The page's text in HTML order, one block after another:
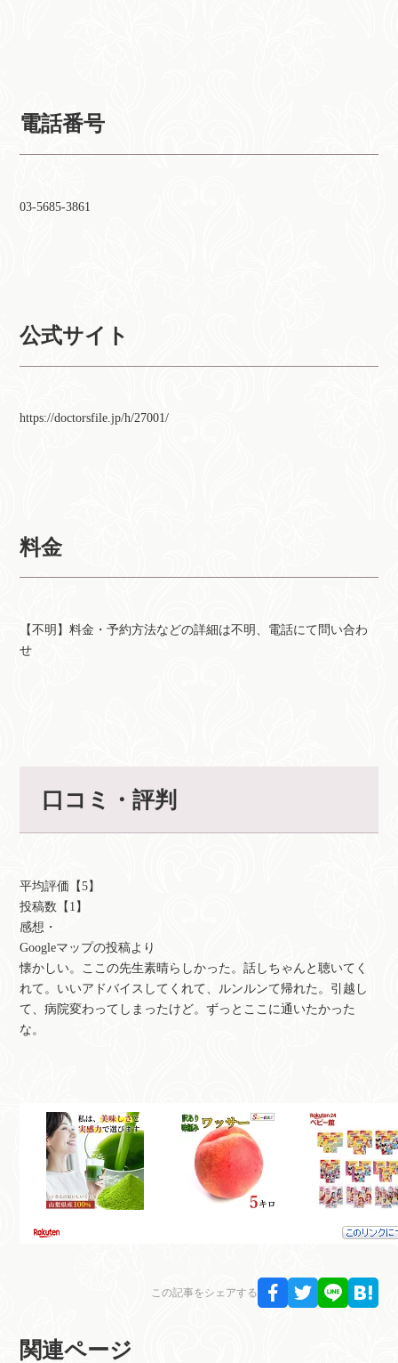
電話番号
03-5685-3861
公式サイト
https://doctorsfile.jp/h/27001/
料金
【不明】料金・予約方法などの詳細は不明、電話にて問い合わ
せ
口コミ・評判
平均評価【5】
投稿数【1】
感想・
Googleマップの投稿より
懐かしい。ここの先生素晴らしかった。話しちゃんと聴いてく
れて。いいアドバイスしてくれて、ルンルンて帰れた。引越し
て、病院変わってしまったけど。ずっとここに通いたかった
な。
この記事をシェアする
関連ページ